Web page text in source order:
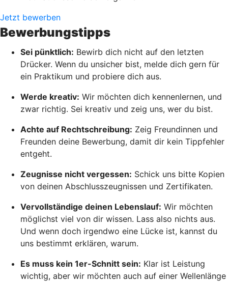
Jetzt bewerben
Bewerbungstipps
Sei pünktlich: Bewirb dich nicht auf den letzten
Drücker. Wenn du unsicher bist, melde dich gern für
ein Praktikum und probiere dich aus.
Werde kreativ: Wir möchten dich kennenlernen, und
zwar richtig. Sei kreativ und zeig uns, wer du bist.
Achte auf Rechtschreibung: Zeig Freundinnen und
Freunden deine Bewerbung, damit dir kein Tippfehler
entgeht.
Zeugnisse nicht vergessen: Schick uns bitte Kopien
von deinen Abschlusszeugnissen und Zertifikaten.
Vervollständige deinen Lebenslauf: Wir möchten
möglichst viel von dir wissen. Lass also nichts aus.
Und wenn doch irgendwo eine Lücke ist, kannst du
uns bestimmt erklären, warum.
Es muss kein 1er-Schnitt sein: Klar ist Leistung
wichtig, aber wir möchten auch auf einer Wellenlänge